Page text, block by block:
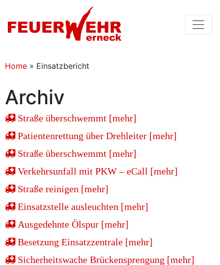
Home » Einsatzbericht
Archiv
Straße überschwemmt [mehr]
Patientenrettung über Drehleiter [mehr]
Straße überschwemmt [mehr]
Verkehrsunfall mit PKW – eCall [mehr]
Straße reinigen [mehr]
Einsatzstelle ausleuchten [mehr]
Ausgedehnte Ölspur [mehr]
Besetzung Einsatzzentrale [mehr]
Sicherheitswache Brückensprengung [mehr]